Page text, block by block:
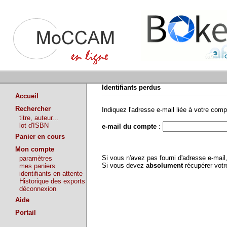
Accueil
Rechercher
titre, auteur...
lot d'ISBN
Panier en cours
Mon compte
paramètres
mes paniers
identifiants en attente
Historique des exports
déconnexion
Aide
Portail
Identifiants perdus
Indiquez l'adresse e-mail liée à votre
e-mail du compte :
Si vous n'avez pas fourni d'adresse e-
Si vous devez absolumentrécupérer